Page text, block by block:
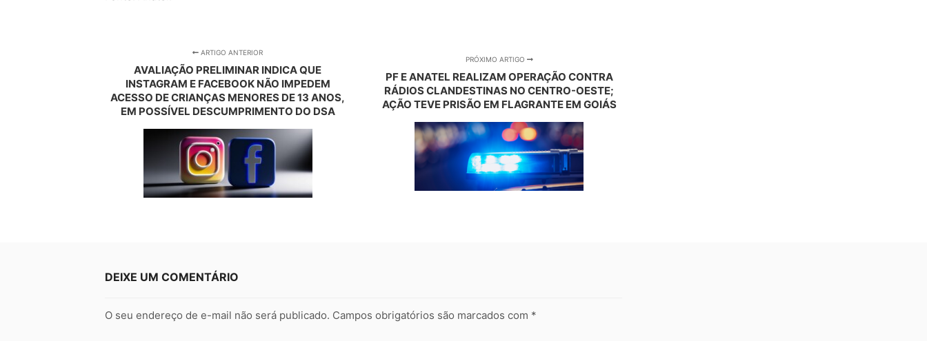
ARTIGO ANTERIOR
AVALIAÇÃO PRELIMINAR INDICA QUE
INSTAGRAM E FACEBOOK NÃO IMPEDEM
ACESSO DE CRIANÇAS MENORES DE 13 ANOS,
EM POSSÍVEL DESCUMPRIMENTO DO DSA
PRÓXIMO ARTIGO
PF E ANATEL REALIZAM OPERAÇÃO CONTRA
RÁDIOS CLANDESTINAS NO CENTRO-OESTE;
AÇÃO TEVE PRISÃO EM FLAGRANTE EM GOIÁS
DEIXE UM COMENTÁRIO
O seu endereço de e-mail não será publicado. Campos obrigatórios são marcados com *